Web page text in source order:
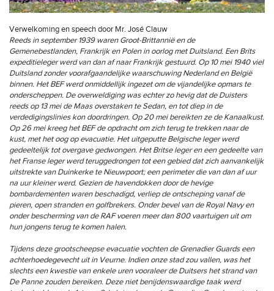
Verwelkoming en speech door Mr. José Clauw
Reeds in september 1939 waren Groot-Brittannië en de
Gemenebestlanden, Frankrijk en Polen in oorlog met Duitsland. Een Brits
expeditieleger werd van dan af naar Frankrijk gestuurd. Op 10 mei 1940 viel
Duitsland zonder voorafgaandelijke waarschuwing Nederland en België
binnen. Het BEF werd onmiddellijk ingezet om de vijandelijke opmars te
onderscheppen. De overweldiging was echter zo hevig dat de Duisters
reeds op 13 mei de Maas overstaken te Sedan, en tot diep in de
verdedigingslinies kon doordringen. Op 20 mei bereikten ze de Kanaalkust.
Op 26 mei kreeg het BEF de opdracht om zich terug te trekken naar de
kust, met het oog op evacuatie. Het uitgeputte Belgische leger werd
gedeeltelijk tot overgave gedwongen. Het Britse leger en een gedeelte van
het Franse leger werd teruggedrongen tot een gebied dat zich aanvankelijk
uitstrekte van Duinkerke te Nieuwpoort; een perimeter die van dan af uur
na uur kleiner werd. Gezien de havendokken door de hevige
bombardementen waren beschadigd, verliep de ontscheping vanaf de
pieren, open stranden en golfbrekers. Onder bevel van de Royal Navy en
onder bescherming van de RAF voeren meer dan 800 vaartuigen uit om
hun jongens terug te komen halen.
Tijdens deze grootscheepse evacuatie vochten de Grenadier Guards een
achterhoedegevecht uit in Veurne. Indien onze stad zou vallen, was het
slechts een kwestie van enkele uren vooraleer de Duitsers het strand van
De Panne zouden bereiken. Deze niet benijdenswaardige taak werd